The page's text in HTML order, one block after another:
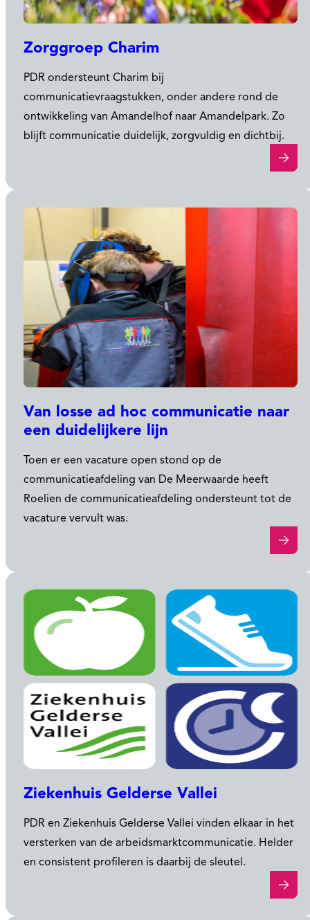
Zorggroep Charim
PDR ondersteunt Charim bij
communicatievraagstukken, onder andere rond de
ontwikkeling van Amandelhof naar Amandelpark. Zo
blijft communicatie duidelijk, zorgvuldig en dichtbij.
Van losse ad hoc communicatie naar
een duidelijkere lijn
Toen er een vacature open stond op de
communicatieafdeling van De Meerwaarde heeft
Roelien de communicatieafdeling ondersteunt tot de
vacature vervult was.
Ziekenhuis Gelderse Vallei
PDR en Ziekenhuis Gelderse Vallei vinden elkaar in het
versterken van de arbeidsmarktcommunicatie. Helder
en consistent profileren is daarbij de sleutel.